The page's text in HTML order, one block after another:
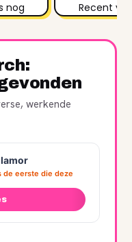
nog Recent
werkende
de eerste die deze